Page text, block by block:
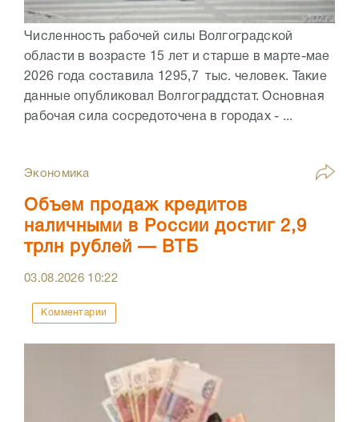
Численность рабочей силы Волгоградской
области в возрасте 15 лет и старше в марте-мае
2026 года составила 1295,7 тыс. человек. Такие
данные опубликовал Волгограддстат. Основная
рабочая сила сосредоточена в городах - ...
Экономика
Объем продаж кредитов
наличными в России достиг 2,9
трлн рублей — ВТБ
03.08.2026 10:22
Комментарии